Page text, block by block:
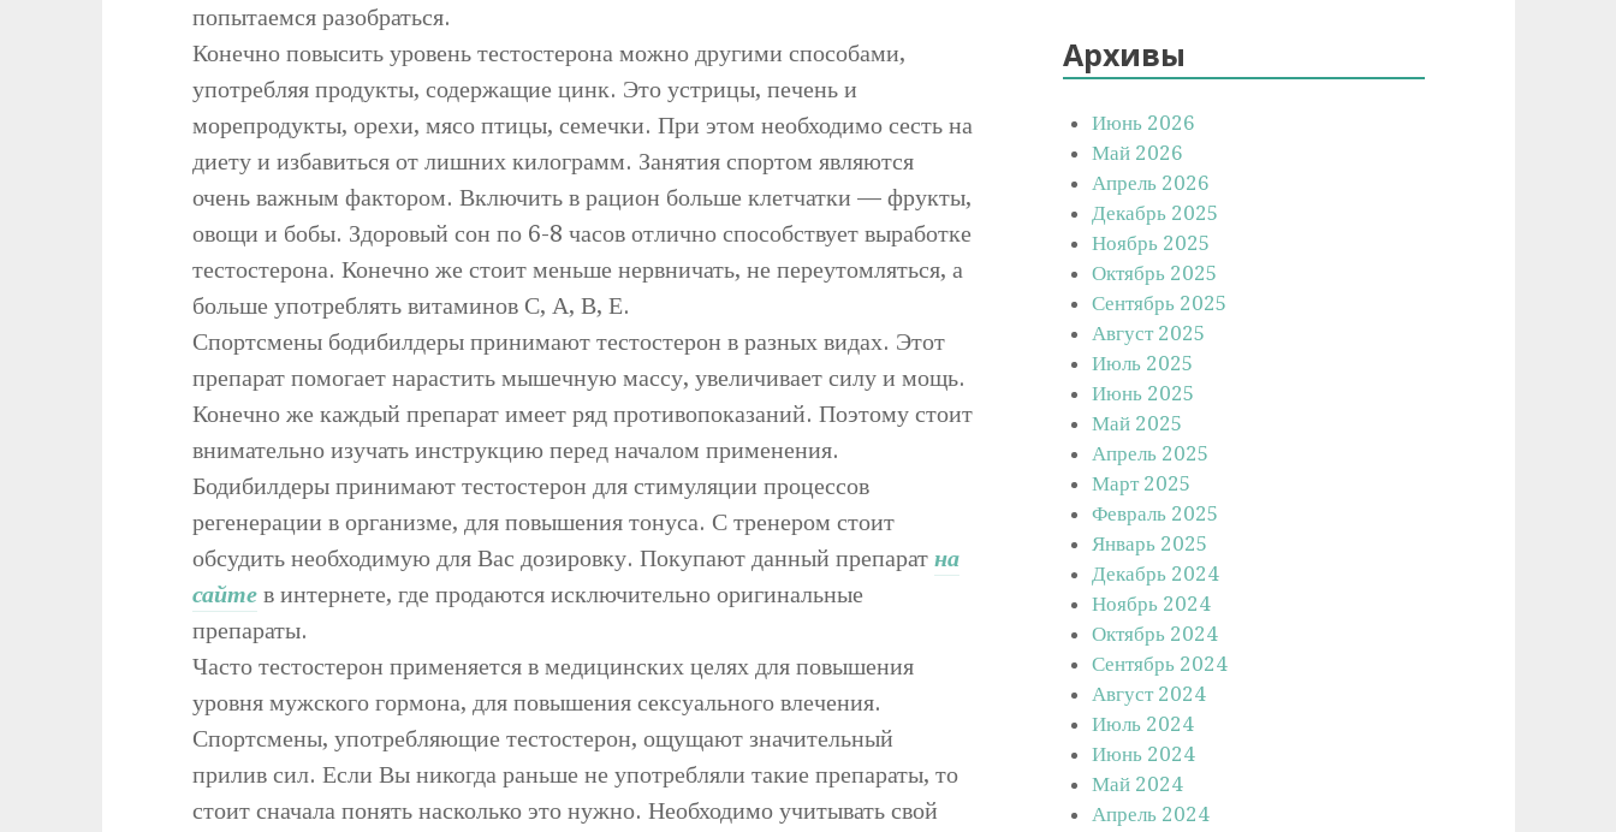
попытаемся разобраться.
Конечно повысить уровень тестостерона можно другими способами,
употребляя продукты, содержащие цинк. Это устрицы, печень и
морепродукты, орехи, мясо птицы, семечки. При этом необходимо сесть на
диету и избавиться от лишних килограмм. Занятия спортом являются
очень важным фактором. Включить в рацион больше клетчатки — фрукты,
овощи и бобы. Здоровый сон по 6-8 часов отлично способствует выработке
тестостерона. Конечно же стоит меньше нервничать, не переутомляться, а
больше употреблять витаминов С, А, В, Е.
Спортсмены бодибилдеры принимают тестостерон в разных видах. Этот
препарат помогает нарастить мышечную массу, увеличивает силу и мощь.
Конечно же каждый препарат имеет ряд противопоказаний. Поэтому стоит
внимательно изучать инструкцию перед началом применения.
Бодибилдеры принимают тестостерон для стимуляции процессов
регенерации в организме, для повышения тонуса. С тренером стоит
обсудить необходимую для Вас дозировку. Покупают данный препарат на
сайтев интернете, где продаются исключительно оригинальные
препараты.
Часто тестостерон применяется в медицинских целях для повышения
уровня мужского гормона, для повышения сексуального влечения.
Спортсмены, употребляющие тестостерон, ощущают значительный
прилив сил. Если Вы никогда раньше не употребляли такие препараты, то
стоит сначала понять насколько это нужно. Необходимо учитывать свой
Архивы
Июнь 2026
Май 2026
Апрель 2026
Декабрь 2025
Ноябрь 2025
Октябрь 2025
Сентябрь 2025
Август 2025
Июль 2025
Июнь 2025
Май 2025
Апрель 2025
Март 2025
Февраль 2025
Январь 2025
Декабрь 2024
Ноябрь 2024
Октябрь 2024
Сентябрь 2024
Август 2024
Июль 2024
Июнь 2024
Май 2024
Апрель 2024